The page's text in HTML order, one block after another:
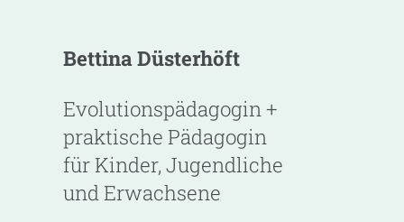
Bettina Düsterhöft
Evolutionspädagogin +
praktische Pädagogin
für Kinder, Jugendliche
und Erwachsene